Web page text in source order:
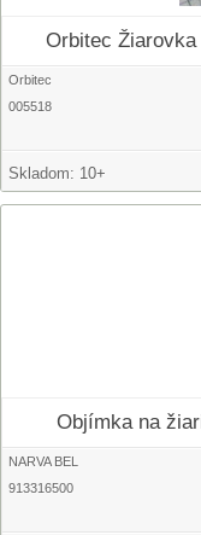
Orbitec Žiarovka
Orbitec
005518
Skladom: 10+
Objímka na
NARVA BEL
913316500